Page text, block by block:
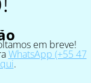
em breve!
WhatsApp (+55 47
.